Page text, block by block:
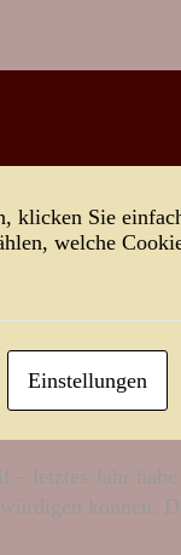
Informationen.
– letztes Jahr
können.
klicken Sie
welche
Einstellungen